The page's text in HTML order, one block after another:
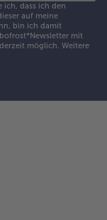
ich, dass ich den
auf meine
bin ich damit
mit
möglich. Weitere